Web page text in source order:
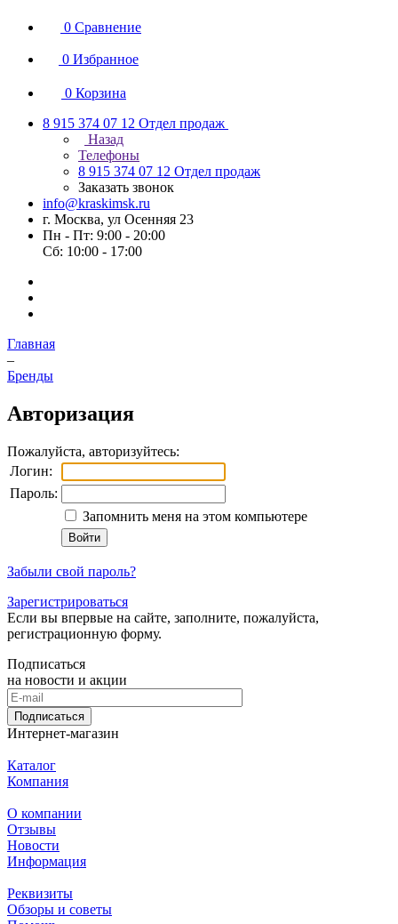
0 Сравнение
0 Избранное
0 Корзина
8 915 374 07 12 Отдел продаж
Назад
Телефоны
8 915 374 07 12 Отдел продаж
Заказать звонок
info@kraskimsk.ru
г. Москва, ул Осенняя 23
Пн - Пт: 9:00 - 20:00
Сб: 10:00 - 17:00
Главная
–
Бренды
Авторизация
Пожалуйста, авторизуйтесь:
Логин:
Пароль:
Запомнить меня на этом компьютере
Забыли свой пароль?
Зарегистрироваться
Если вы впервые на сайте, заполните, пожалуйста,
регистрационную форму.
Подписаться
на новости и акции
Подписаться
Интернет-магазин
Каталог
Компания
О компании
Отзывы
Новости
Информация
Реквизиты
Обзоры и советы